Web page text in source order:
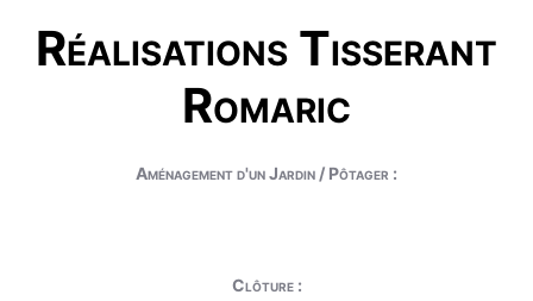
Réalisations Tisserant
Romaric
Aménagement d'un Jardin / Pôtager :
Clôture :